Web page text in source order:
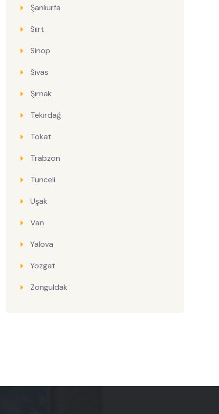
Şanlıurfa
Siirt
Sinop
Sivas
Şırnak
Tekirdağ
Tokat
Trabzon
Tunceli
Uşak
Van
Yalova
Yozgat
Zonguldak